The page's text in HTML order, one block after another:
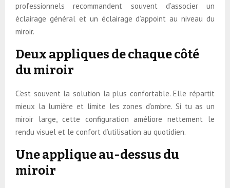
professionnels recommandent souvent d’associer un
éclairage général et un éclairage d’appoint au niveau du
miroir.
Deux appliques de chaque côté
du miroir
C’est souvent la solution la plus confortable. Elle répartit
mieux la lumière et limite les zones d’ombre. Si tu as un
miroir large, cette configuration améliore nettement le
rendu visuel et le confort d’utilisation au quotidien.
Une applique au-dessus du
miroir